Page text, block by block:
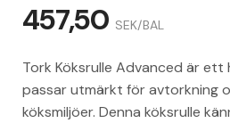
457,50 SEK/BAL
Tork Köksrulle Advanced är ett
passar utmärkt för avtorkning
köksmiljöer. Denna köksrulle